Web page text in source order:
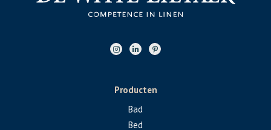
Producten
Bad
Bed